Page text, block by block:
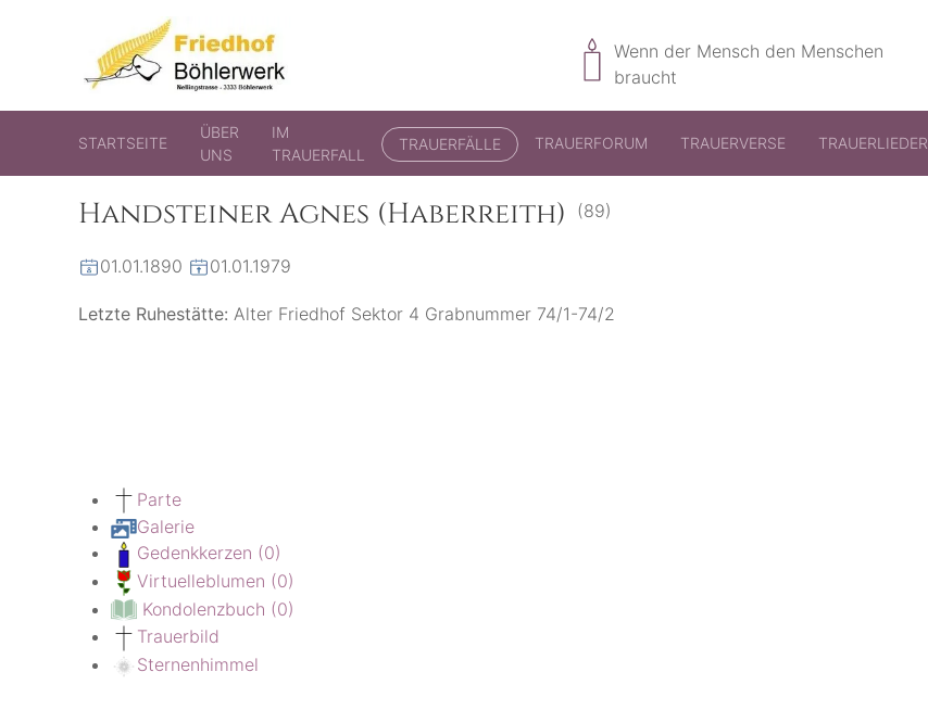
Friedhof Böhlerwerk
der virtuelle Friedhof von Böhlerwerk
Wenn der Mensch den Menschen
braucht
STARTSEITE
ÜBER
UNS
IM
TRAUERFALL
TRAUERFÄLLE TRAUERFORUM TRAUERVERSE TRAUERLIEDER
Handsteiner Agnes (Haberreith) (89)
01.01.1890 01.01.1979
Letzte Ruhestätte: Alter Friedhof Sektor 4 Grabnummer 74/1-74/2
Parte
Galerie
Gedenkkerzen (0)
Virtuelleblumen (0)
Kondolenzbuch (0)
Trauerbild
Sternenhimmel